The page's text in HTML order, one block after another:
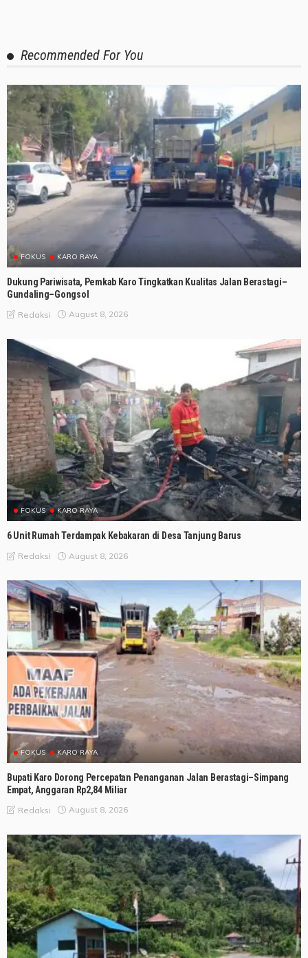
Recommended For You
FOKUS KARO RAYA
Dukung Pariwisata, Pemkab Karo Tingkatkan Kualitas Jalan Berastagi–
Gundaling–Gongsol
Redaksi August 8, 2026
FOKUS KARO RAYA
6 Unit Rumah Terdampak Kebakaran di Desa Tanjung Barus
Redaksi August 8, 2026
FOKUS KARO RAYA
Bupati Karo Dorong Percepatan Penanganan Jalan Berastagi–Simpang
Empat, Anggaran Rp2,84 Miliar
Redaksi August 8, 2026